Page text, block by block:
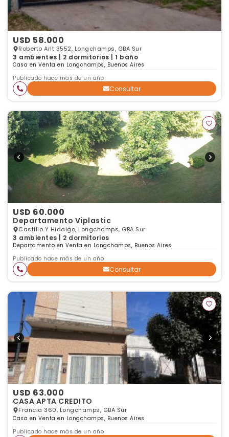
USD 58.000
Roberto Arlt 3552, Longchamps, GBA Sur
3 ambientes | 2 dormitorios | 1 baño
Casa en Venta en Longchamps, Buenos Aires
Publicado hace más de un año
Consultar
USD 60.000
Departamento Viplastic
Castillo Y Hidalgo, Longchamps, GBA Sur
3 ambientes | 2 dormitorios
Departamento en Venta en Longchamps, Buenos Aires
Publicado hace más de un año
Consultar
USD 63.000
CASA APTA CREDITO
Francia 360, Longchamps, GBA Sur
Casa en Venta en Longchamps, Buenos Aires
Publicado hace más de un año